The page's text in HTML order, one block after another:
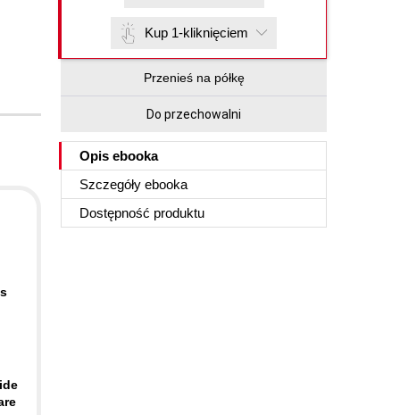
Kup 1-kliknięciem
Przenieś na półkę
Do przechowalni
Opis ebooka
Szczegóły ebooka
Dostępność produktu